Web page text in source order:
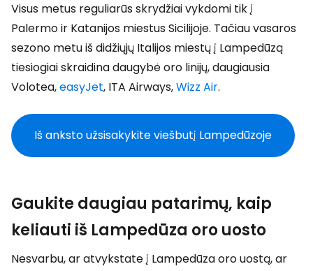
Visus metus reguliarūs skrydžiai vykdomi tik į
Palermo ir Katanijos miestus Sicilijoje. Tačiau vasaros
sezono metu iš didžiųjų Italijos miestų į Lampedūzą
tiesiogiai skraidina daugybė oro linijų, daugiausia
Volotea,easyJet, ITA Airways,Wizz Air.
Iš anksto užsisakykite viešbutį Lampedūzoje
Gaukite daugiau patarimų, kaip
keliauti iš Lampedūza oro uosto
Nesvarbu, ar atvykstate į Lampedūza oro uostą, ar